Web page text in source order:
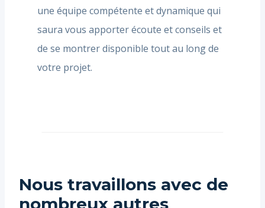
une équipe compétente et dynamique qui
saura vous apporter écoute et conseils et
de se montrer disponible tout au long de
votre projet.
Nous travaillons avec de
nombreux autres